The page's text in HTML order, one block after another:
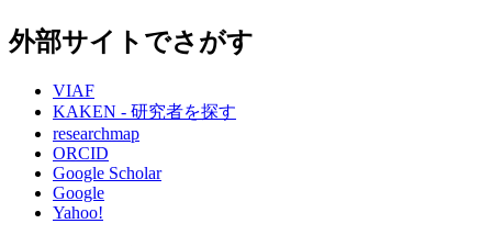
外部サイトでさがす
VIAF
KAKEN - 研究者を探す
researchmap
ORCID
Google Scholar
Google
Yahoo!